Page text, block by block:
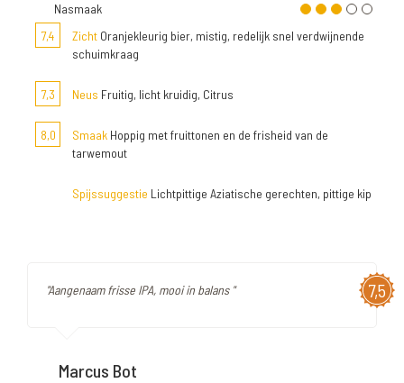
Nasmaak
7,4
Zicht Oranjekleurig bier, mistig, redelijk snel verdwijnende
schuimkraag
7,3 Neus Fruitig, licht kruidig, Citrus
8,0 Smaak Hoppig met fruittonen en de frisheid van de
tarwemout
Spijssuggestie Lichtpittige Aziatische gerechten, pittige kip
7,5
"Aangenaam frisse IPA, mooi in balans "
Marcus Bot